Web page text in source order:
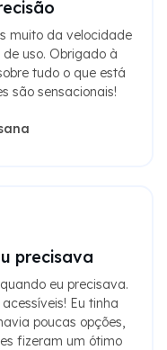
muito da velocidade
uso. Obrigado à
tudo o que está
são sensacionais!
eu precisava.
Eu tinha
poucas opções,
fizeram um ótimo
um fim de semana.